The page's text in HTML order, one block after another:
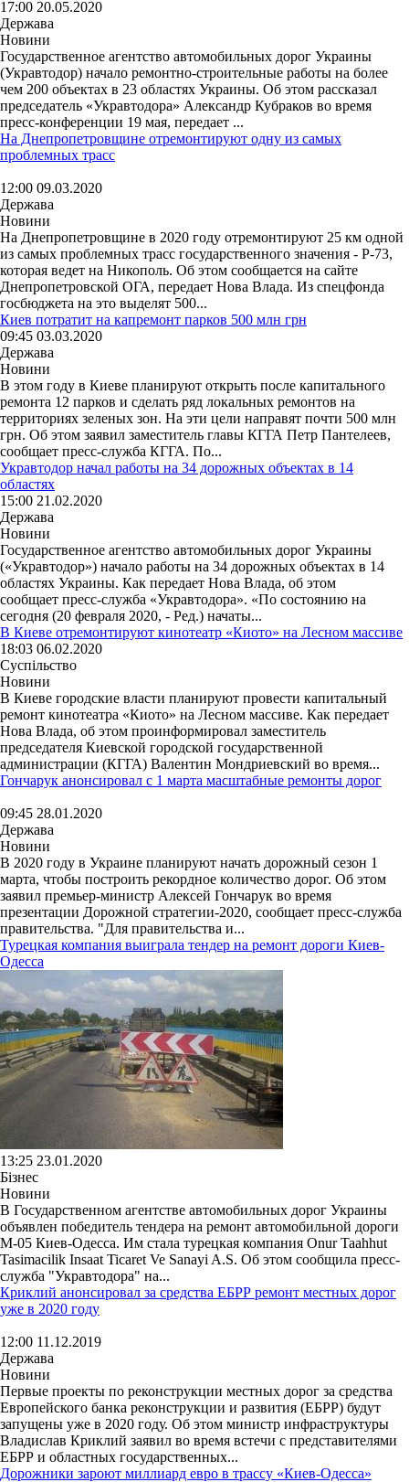
17:00 20.05.2020
Держава
Новини
Государственное агентство автомобильных дорог Украины
(Укравтодор) начало ремонтно-строительные работы на более
чем 200 объектах в 23 областях Украины. Об этом рассказал
председатель «Укравтодора» Александр Кубраков во время
пресс-конференции 19 мая, передает ...
На Днепропетровщине отремонтируют одну из самых
проблемных трасс
12:00 09.03.2020
Держава
Новини
На Днепропетровщине в 2020 году отремонтируют 25 км одной
из самых проблемных трасс государственного значения - Р-73,
которая ведет на Никополь. Об этом сообщается на сайте
Днепропетровской ОГА, передает Нова Влада. Из спецфонда
госбюджета на это выделят 500...
Киев потратит на капремонт парков 500 млн грн
09:45 03.03.2020
Держава
Новини
В этом году в Киеве планируют открыть после капитального
ремонта 12 парков и сделать ряд локальных ремонтов на
территориях зеленых зон. На эти цели направят почти 500 млн
грн. Об этом заявил заместитель главы КГГА Петр Пантелеев,
сообщает пресс-служба КГГА. По...
Укравтодор начал работы на 34 дорожных объектах в 14
областях
15:00 21.02.2020
Держава
Новини
Государственное агентство автомобильных дорог Украины
(«Укравтодор») начало работы на 34 дорожных объектах в 14
областях Украины. Как передает Нова Влада, об этом
сообщает пресс-служба «Укравтодора». «По состоянию на
сегодня (20 февраля 2020, - Ред.) начаты...
В Киеве отремонтируют кинотеатр «Киото» на Лесном массиве
18:03 06.02.2020
Суспільство
Новини
В Киеве городские власти планируют провести капитальный
ремонт кинотеатра «Киото» на Лесном массиве. Как передает
Нова Влада, об этом проинформировал заместитель
председателя Киевской городской государственной
администрации (КГГА) Валентин Мондриевский во время...
Гончарук анонсировал с 1 марта масштабные ремонты дорог
09:45 28.01.2020
Держава
Новини
В 2020 году в Украине планируют начать дорожный сезон 1
марта, чтобы построить рекордное количество дорог. Об этом
заявил премьер-министр Алексей Гончарук во время
презентации Дорожной стратегии-2020, сообщает пресс-служба
правительства. "Для правительства и...
Турецкая компания выиграла тендер на ремонт дороги Киев-
Одесса
13:25 23.01.2020
Бізнес
Новини
В Государственном агентстве автомобильных дорог Украины
объявлен победитель тендера на ремонт автомобильной дороги
M-05 Киев-Одесса. Им стала турецкая компания Onur Taahhut
Tasimacilik Insaat Ticaret Ve Sanayi A.S. Об этом сообщила пресс-
служба "Укравтодора" на...
Криклий анонсировал за средства ЕБРР ремонт местных дорог
уже в 2020 году
12:00 11.12.2019
Держава
Новини
Первые проекты по реконструкции местных дорог за средства
Европейского банка реконструкции и развития (ЕБРР) будут
запущены уже в 2020 году. Об этом министр инфраструктуры
Владислав Криклий заявил во время встечи с представителями
ЕБРР и областных государственных...
Дорожники зароют миллиард евро в трассу «Киев-Одесса»